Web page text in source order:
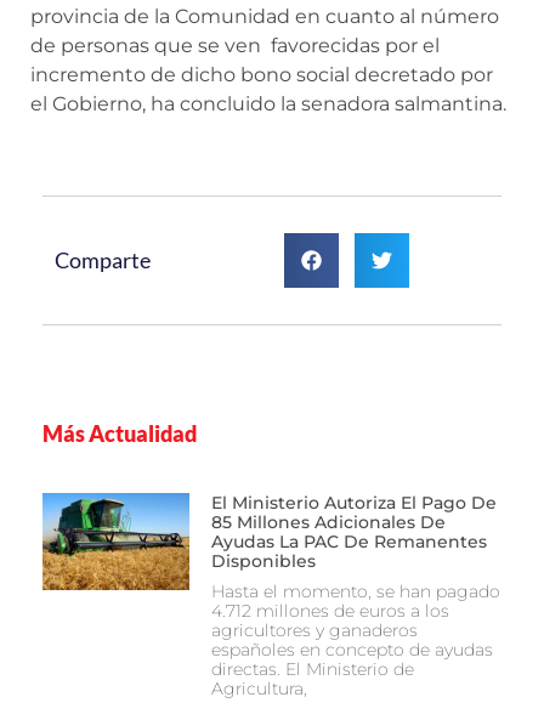
provincia de la Comunidad en cuanto al número
de personas que se ven favorecidas por el
incremento de dicho bono social decretado por
el Gobierno, ha concluido la senadora salmantina.
Comparte
Más Actualidad
El Ministerio Autoriza El Pago De
85 Millones Adicionales De
Ayudas La PAC De Remanentes
Disponibles
Hasta el momento, se han pagado
4.712 millones de euros a los
agricultores y ganaderos
españoles en concepto de ayudas
directas. El Ministerio de
Agricultura,